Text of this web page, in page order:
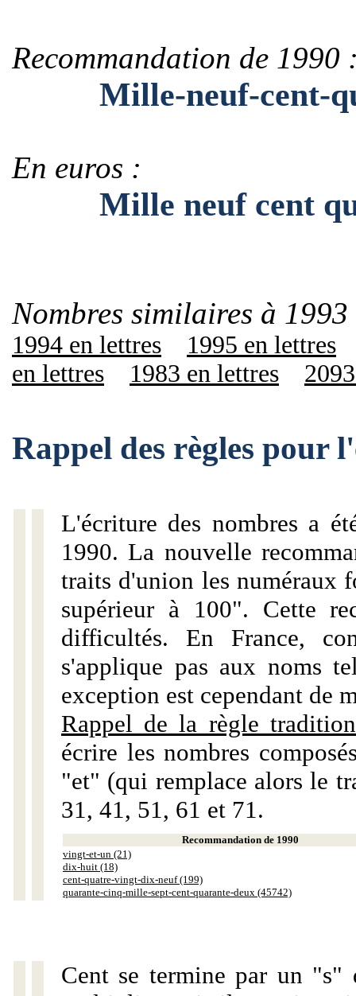
Recommandation de 1990
Mille-neuf-cent-
En euros :
Mille neuf cent
Nombres similaires à
1994 en lettres
1995 en lettres
en lettres
1983 en lettres
Rappel des règles pour
L'écriture des nombres a
1990. La nouvelle
traits d'union les numéraux
supérieur à 100". Cette
difficultés. En France,
s'applique pas aux noms
exception est cependant de
Rappel de la règle
écrire les nombres
"et" (qui remplace alors le
31, 41, 51, 61 et 71.
Recommandation de 1990
vingt-et-un (21)
dix-huit (18)
cent-quatre-vingt-dix-neuf (199)
quarante-cinq-mille-sept-cent-quarante-deux (45742)
Cent se termine par un "s"